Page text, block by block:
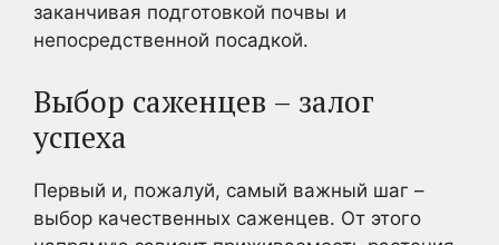
заканчивая подготовкой почвы и
непосредственной посадкой.
Выбор саженцев – залог
успеха
Первый и, пожалуй, самый важный шаг –
выбор качественных саженцев. От этого